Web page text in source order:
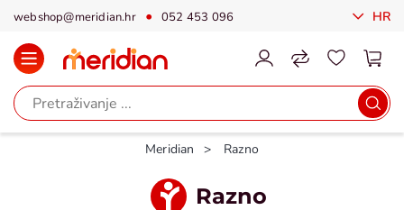
webshop@meridian.hr 052 453 096 HR
Meridian Razno
Razno